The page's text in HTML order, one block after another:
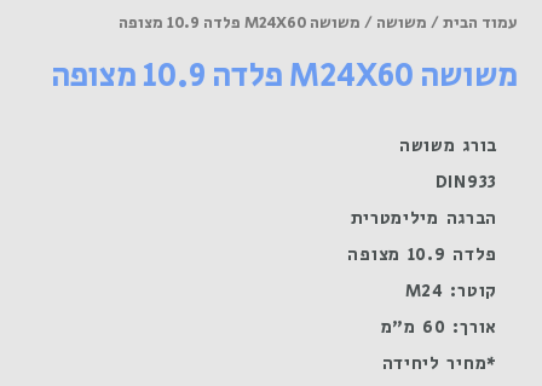
M24X60
10.9
עמוד הבית/ משושה / משושה M24X60 פלדה 10.9 מצופה
משושה M24X60 פלדה 10.9 מצופה
בורג משושה
DIN933
הברגה מילימטרית
פלדה 10.9 מצופה
קוטר: M24
אורך: 60 מ"מ
*מחיר ליחידה